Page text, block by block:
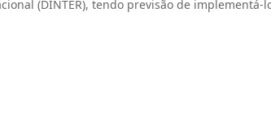
(DINTER), tendo previsão de implementá-